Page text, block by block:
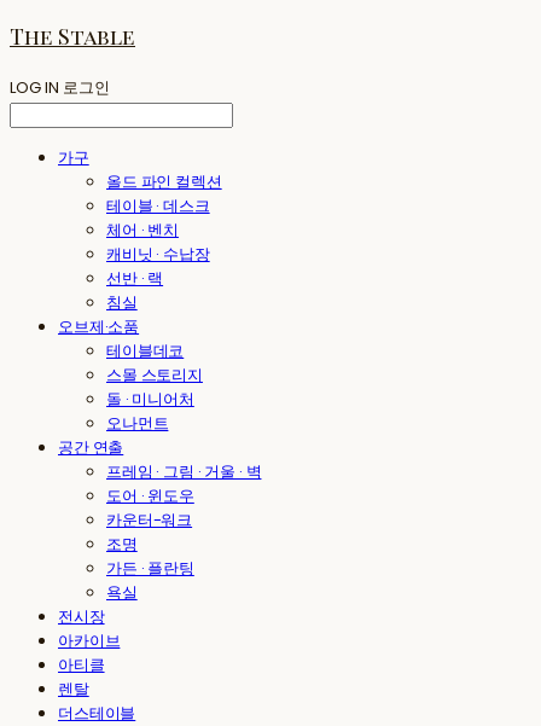
The Stable
LOG IN 로그인
가구
올드 파인 컬렉션
테이블 · 데스크
체어 · 벤치
캐비닛 · 수납장
선반 · 랙
침실
오브제·소품
테이블데코
스몰 스토리지
돌 · 미니어처
오나먼트
공간 연출
프레임 · 그림 · 거울 · 벽
도어 · 윈도우
카운터-워크
조명
가든 · 플란팅
욕실
전시장
아카이브
아티클
렌탈
더스테이블